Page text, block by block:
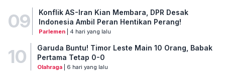
09
Konflik AS-Iran Kian Membara, DPR Desak
Indonesia Ambil Peran Hentikan Perang!
Parlemen| 4 hari yang lalu
10
Garuda Buntu! Timor Leste Main 10 Orang, Babak
Pertama Tetap 0-0
Olahraga| 6 hari yang lalu